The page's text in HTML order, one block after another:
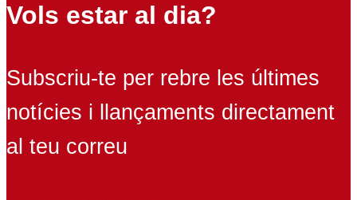
Vols estar al dia?
Subscriu-te per rebre les últimes
notícies i llançaments directament
al teu correu